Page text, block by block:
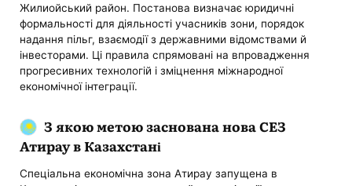
Жилиойський район. Постанова визначає юридичні
формальності для діяльності учасників зони, порядок
надання пільг, взаємодії з державними відомствами й
інвесторами. Ці правила спрямовані на впровадження
прогресивних технологій і зміцнення міжнародної
економічної інтеграції.
З якою метою заснована нова СЕЗ
Атирау в Казахстані
Спеціальна економічна зона Атирау запущена в